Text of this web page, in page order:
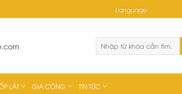
LÁT GIA CÔNG TIN TỨC
Language